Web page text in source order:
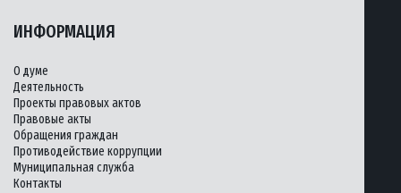
ИНФОРМАЦИЯ
О думе
Деятельность
Проекты правовых актов
Правовые акты
Обращения граждан
Противодействие коррупции
Муниципальная служба
Контакты